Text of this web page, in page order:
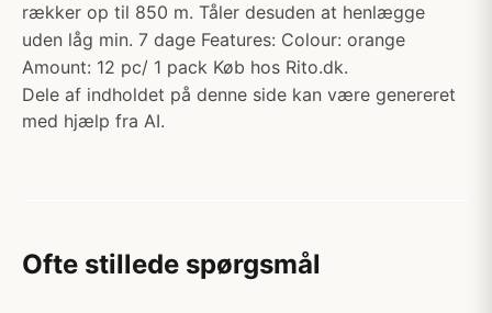
rækker op til 850 m. Tåler desuden at henlægge
uden låg min. 7 dage Features: Colour: orange
Amount: 12 pc/ 1 pack Køb hos Rito.dk.
Dele af indholdet på denne side kan være genereret
med hjælp fra AI.
Ofte stillede spørgsmål